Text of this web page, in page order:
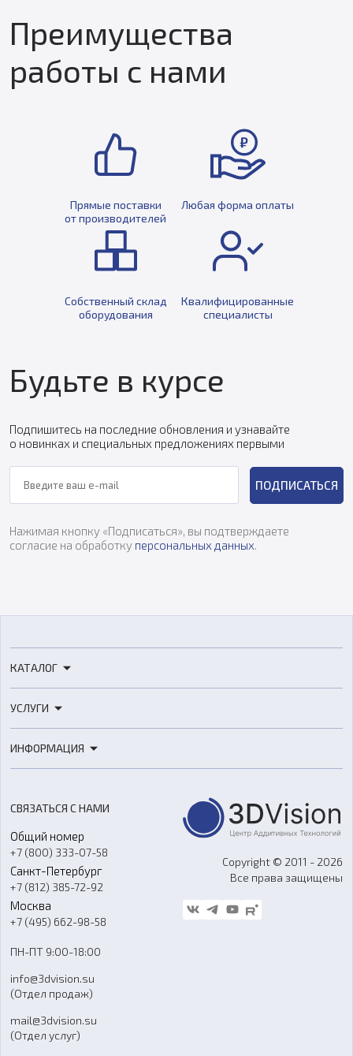
Преимущества
работы с нами
Прямые поставки
от производителей
Любая форма оплаты
Собственный склад
оборудования
Квалифицированные
специалисты
Будьте в курсе
Подпишитесь на последние обновления и узнавайте
о новинках и специальных предложениях первыми
ПОДПИСАТЬСЯ
Нажимая кнопку «Подписаться», вы подтверждаете
согласие на обработку персональных данных.
КАТАЛОГ
3D-сканеры
Расходные материалы
Оборудование и материалы для вакуумного литья
Аксессуары и прочее оборудование
Программное обеспечение
УСЛУГИ
3D-моделирование
Ремонт и услуги
ИНФОРМАЦИЯ
О компании
Контакты
Гос. закупки
Стать дилером
Блог
FAQ
СВЯЗАТЬСЯ С НАМИ
Общий номер
+7 (800) 333-07-58
Санкт-Петербург
+7 (812) 385-72-92
Москва
+7 (495) 662-98-58
ПН-ПТ 9:00-18:00
info@3dvision.su
(Отдел продаж)
mail@3dvision.su
(Отдел услуг)
Copyright © 2011 - 2026
Все права защищены